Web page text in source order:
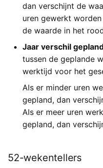
dan verschijnt de
uren gewerkt
de waarde in het
Jaar verschil
tussen de geplande
werktijd voor het
Als er minder uren
gepland, dan
Als er meer uren
gepland, dan
52-wekentellers